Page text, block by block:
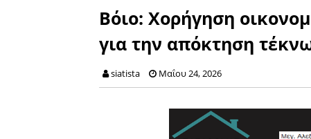
Βόιο: Χορήγηση
για την απόκτηση
siatista Μαΐου 24, 2026